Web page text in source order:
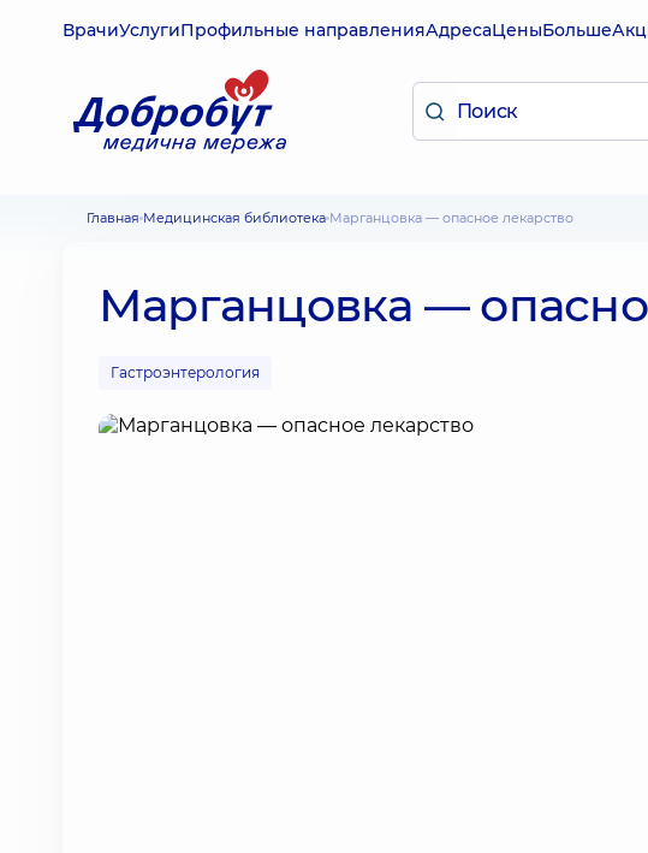
ВрачиУслугиПрофильные направленияАдресаЦеныБольше
Главная Медицинская библиотека Марганцовка — опасное лекарство
Марганцовка —
Гастроэнтерология